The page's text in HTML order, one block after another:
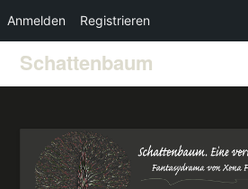
Schattenbaum
Anmelden Registrieren